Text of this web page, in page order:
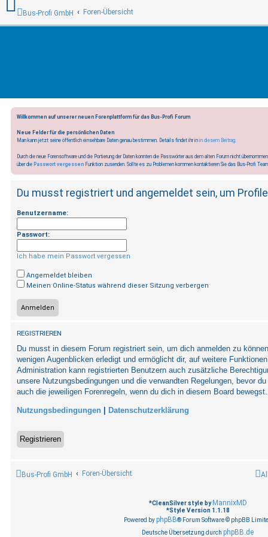
Bus-Profi GmbH Foren-Übersicht
Willkommen auf unserer neuen Forenplattform für das Bus-Profi Forum
Neue Felder für die persönlichen Daten
Man kann jetzt seine öffentlich einsehbare Daten genau bestimmen. Details findet ihr inin diesem Beitrag.
Durch die neue Forensoftware und die Portierung der Daten konnten die Passwörter aus dem alten Forum nicht
über die Passwort vergessen Funktion zusenden. Sollte es zu Problemen kommen kontaktieren Sie das Bus-Profi
Du musst registriert und angemeldet sein, um
Benutzername:
Passwort:
Ich habe mein Passwort vergessen
Angemeldet bleiben
Meinen Online-Status während dieser Sitzung verbergen
REGISTRIEREN
Du musst in diesem Forum registriert sein, um dich anmelden zu
wenigen Augenblicken erledigt und ermöglicht dir, auf weitere
Administration kann registrierten Benutzern auch zusätzliche
unsere Nutzungsbedingungen und die verwandten Regelungen, bevor
auch die jeweiligen Forenregeln, wenn du dich in diesem Board bewegst.
Nutzungsbedingungen Datenschutzerklärung
Registrieren
Bus-Profi GmbH Foren-Übersicht
*CleanSilver style by MannixMD
*Style Version 1.1.18
Powered by phpBB® Forum Software © phpBB
Deutsche Übersetzung durch phpBB.de